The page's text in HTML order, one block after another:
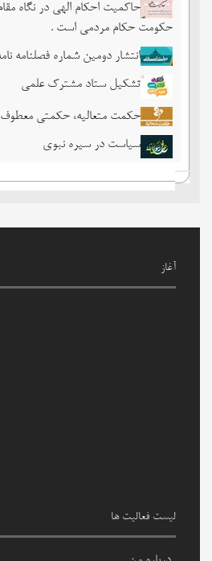
حاکمیت احکام الهی در نگاه
حکومت حکام مردمی است .
انتشار دومین شماره فصلنامه
تشکیل ستاد مشترک علمی
حکمت متعالیه، حکمتی
سیاست در سیره نبوی
آغاز
لیست فعالیت ها